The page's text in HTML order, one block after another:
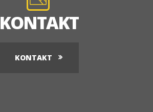
KONTAKT
KONTAKT